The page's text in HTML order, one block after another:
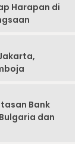
Harapan di
Bank
dan